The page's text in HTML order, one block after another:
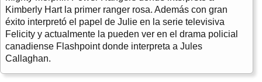
Kimberly Hart la primer ranger rosa. Además con gran
éxito interpretó el papel de Julie en la serie televisiva
Felicity y actualmente la pueden ver en el drama policial
canadiense Flashpoint donde interpreta a Jules
Callaghan.